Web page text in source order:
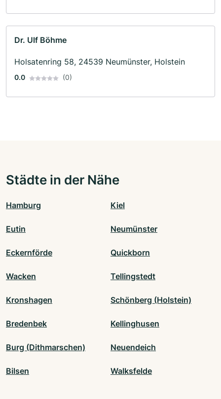
Dr. Ulf Böhme
Holsatenring 58, 24539 Neumünster, Holstein
0.0 (0)
Städte in der Nähe
Hamburg Kiel
Eutin Neumünster
Eckernförde Quickborn
Wacken Tellingstedt
Kronshagen Schönberg (Holstein)
Bredenbek Kellinghusen
Burg (Dithmarschen) Neuendeich
Bilsen Walksfelde